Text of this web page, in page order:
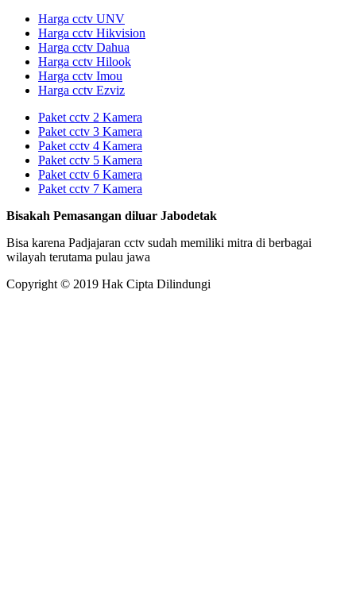
Harga cctv UNV
Harga cctv Hikvision
Harga cctv Dahua
Harga cctv Hilook
Harga cctv Imou
Harga cctv Ezviz
Paket cctv 2 Kamera
Paket cctv 3 Kamera
Paket cctv 4 Kamera
Paket cctv 5 Kamera
Paket cctv 6 Kamera
Paket cctv 7 Kamera
Bisakah Pemasangan diluar Jabodetak
Bisa karena Padjajaran cctv sudah memiliki mitra di berbagai
wilayah terutama pulau jawa
Copyright © 2019 Hak Cipta Dilindungi